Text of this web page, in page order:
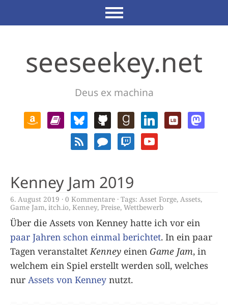
seeseekey.net
Deus ex machina
Kenney Jam 2019
6. August 2019 0 Kommentare Tags: Asset Forge, Assets,
Game Jam, itch.io, Kenney, Preise, Wettbewerb
Über die Assets von Kenney hatte ich vor ein
paar Jahren schon einmal berichtet. In ein paar
Tagen veranstaltet Kenney einen Game Jam, in
welchem ein Spiel erstellt werden soll, welches
nur Assets von Kenney nutzt.